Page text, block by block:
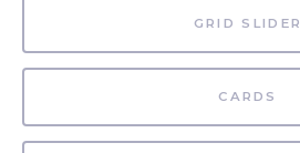
GRID SLIDER
CARDS